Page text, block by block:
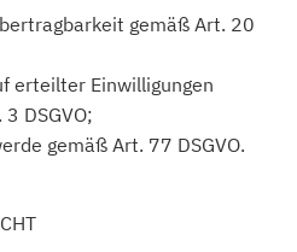
gemäß Art. 20
erteilter Einwilligungen
DSGVO;
gemäß Art. 77 DSGVO.